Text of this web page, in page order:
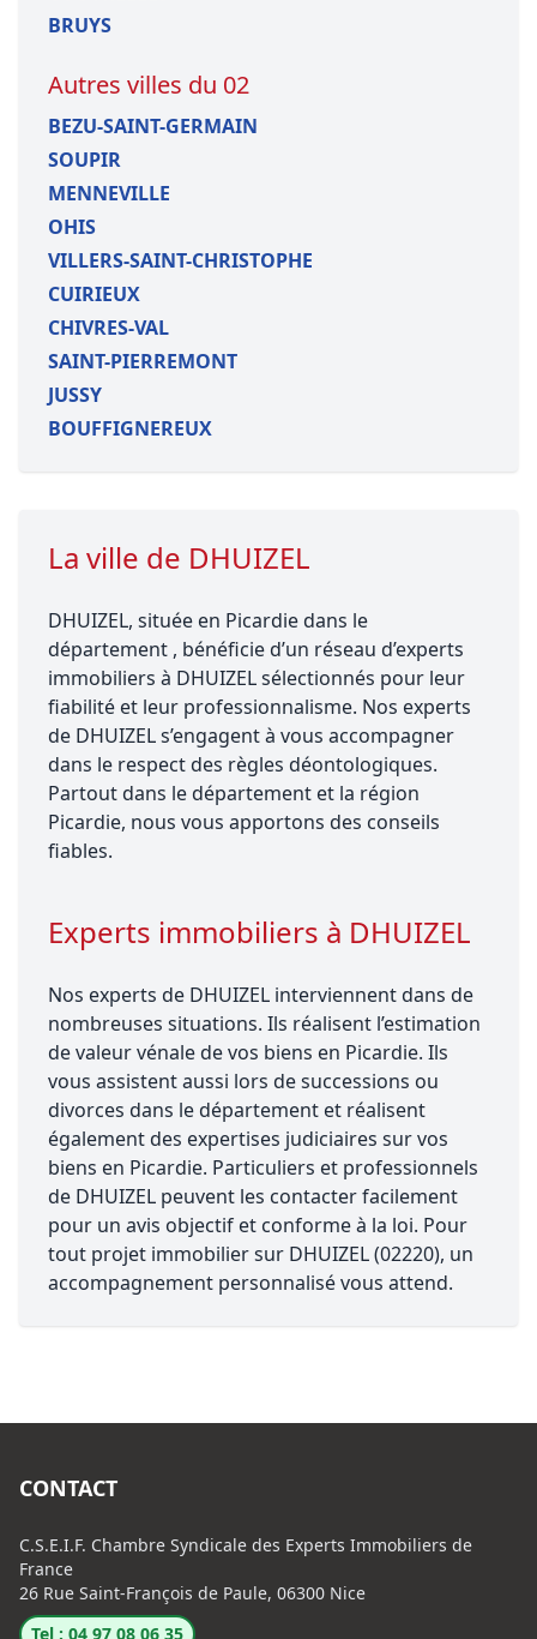
BRUYS
Autres villes du 02
BEZU-SAINT-GERMAIN
SOUPIR
MENNEVILLE
OHIS
VILLERS-SAINT-CHRISTOPHE
CUIRIEUX
CHIVRES-VAL
SAINT-PIERREMONT
JUSSY
BOUFFIGNEREUX
La ville de DHUIZEL
DHUIZEL, située en Picardie dans le
département , bénéficie d’un réseau d’experts
immobiliers à DHUIZEL sélectionnés pour leur
fiabilité et leur professionnalisme. Nos experts
de DHUIZEL s’engagent à vous accompagner
dans le respect des règles déontologiques.
Partout dans le département et la région
Picardie, nous vous apportons des conseils
fiables.
Experts immobiliers à DHUIZEL
Nos experts de DHUIZEL interviennent dans de
nombreuses situations. Ils réalisent l’estimation
de valeur vénale de vos biens en Picardie. Ils
vous assistent aussi lors de successions ou
divorces dans le département et réalisent
également des expertises judiciaires sur vos
biens en Picardie. Particuliers et professionnels
de DHUIZEL peuvent les contacter facilement
pour un avis objectif et conforme à la loi. Pour
tout projet immobilier sur DHUIZEL (02220), un
accompagnement personnalisé vous attend.
CONTACT
C.S.E.I.F. Chambre Syndicale des Experts Immobiliers de
France
26 Rue Saint-François de Paule, 06300 Nice
Tel : 04 97 08 06 35